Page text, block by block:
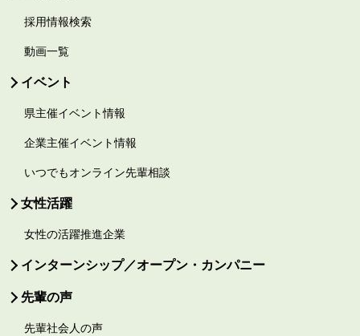
採用情報検索
動画一覧
イベント
県主催イベント情報
企業主催イベント情報
いつでもオンライン先輩相談
女性活躍
女性の活躍推進企業
インターンシップ／オープン・カンパニー
先輩の声
先輩社会人の声